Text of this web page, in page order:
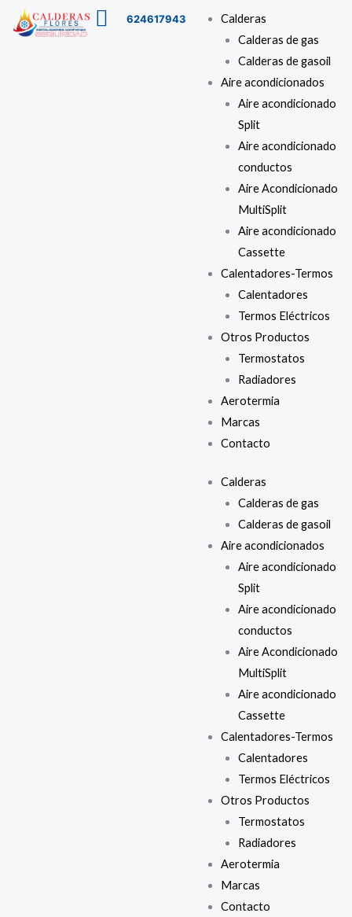
624617943
Calderas
Calderas de gas
Calderas de gasoil
Aire acondicionados
Aire acondicionado
Split
Aire acondicionado
conductos
Aire Acondicionado
MultiSplit
Aire acondicionado
Cassette
Calentadores-Termos
Calentadores
Termos Eléctricos
Otros Productos
Termostatos
Radiadores
Aerotermia
Marcas
Contacto
Menú
Calderas
Calderas de gas
Calderas de gasoil
Aire acondicionados
Aire acondicionado
Split
Aire acondicionado
conductos
Aire Acondicionado
MultiSplit
Aire acondicionado
Cassette
Calentadores-Termos
Calentadores
Termos Eléctricos
Otros Productos
Termostatos
Radiadores
Aerotermia
Marcas
Contacto